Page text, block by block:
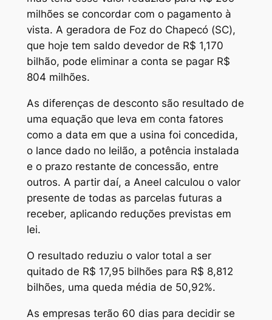
milhões se concordar com o pagamento à
vista. A geradora de Foz do Chapecó (SC),
que hoje tem saldo devedor de R$ 1,170
bilhão, pode eliminar a conta se pagar R$
804 milhões.
As diferenças de desconto são resultado de
uma equação que leva em conta fatores
como a data em que a usina foi concedida,
o lance dado no leilão, a potência instalada
e o prazo restante de concessão, entre
outros. A partir daí, a Aneel calculou o valor
presente de todas as parcelas futuras a
receber, aplicando reduções previstas em
lei.
O resultado reduziu o valor total a ser
quitado de R$ 17,95 bilhões para R$ 8,812
bilhões, uma queda média de 50,92%.
As empresas terão 60 dias para decidir se